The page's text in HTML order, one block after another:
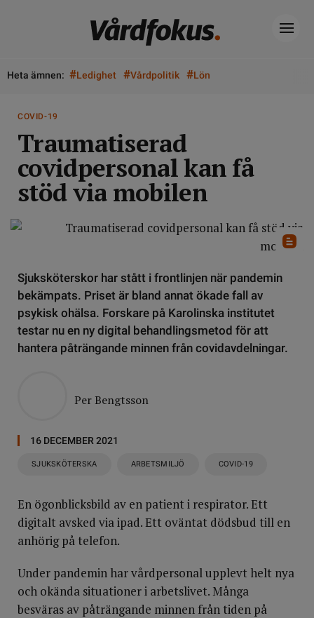
Heta ämnen: #Ledighet #Vårdpolitik #Lön
COVID-19
Traumatiserad
covidpersonal kan få
stöd via mobilen
Sjuksköterskor har stått i frontlinjen när pandemin
bekämpats. Priset är bland annat ökade fall av
psykisk ohälsa. Forskare på Karolinska institutet
testar nu en ny digital behandlingsmetod för att
hantera påträngande minnen från covidavdelningar.
Per Bengtsson
16 DECEMBER 2021
SJUKSKÖTERSKA ARBETSMILJÖ COVID-19
En ögonblicksbild av en patient i respirator. Ett
digitalt avsked via ipad. Ett oväntat dödsbud till en
anhörig på telefon.
Under pandemin har vårdpersonal upplevt helt nya
och okända situationer i arbetslivet. Många
besväras av påträngande minnen från tiden på